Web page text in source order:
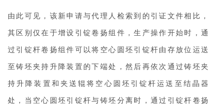
由此可见，该新申请与代理人检索到的引证文件相比，
其区别仅在于增设引锭卷扬组件，生产操作开始时，通
过引锭杆卷扬组件可以将空心圆坯引锭杆由存放位运送
至铸坯夹持升降装置的下端处，然后再依次通过铸坯夹
持升降装置和夹送辊将空心圆坯引锭杆运送至结晶器
处，当空心圆坯引锭杆与铸坯分离时，通过引锭杆卷扬